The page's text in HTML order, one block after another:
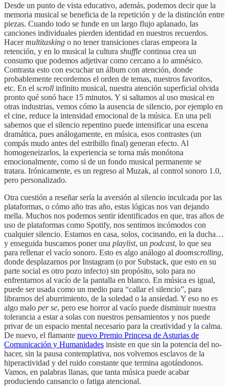
Desde un punto de vista educativo, además, podemos decir que la
memoria musical se beneficia de la repetición y de la distinción entre
piezas. Cuando todo se funde en un largo flujo aplanado, las
canciones individuales pierden identidad en nuestros recuerdos.
Hacermultitasking o no tener transiciones claras empeora la
retención, y en lo musical la cultura shuffle continua crea un
consumo que podemos adjetivar como cercano a lo amnésico.
Contrasta esto con escuchar un álbum con atención, donde
probablemente recordemos el orden de temas, nuestros favoritos,
etc. En el scroll infinito musical, nuestra atención superficial olvida
pronto qué sonó hace 15 minutos. Y si saltamos al uso musical en
otras industrias, vemos cómo la ausencia de silencio, por ejemplo en
el cine, reduce la intensidad emocional de la música. En una peli
sabemos que el silencio repentino puede intensificar una escena
dramática, pues análogamente, en música, esos contrastes (un
compás mudo antes del estribillo final) generan efecto. Al
homogeneizarlos, la experiencia se torna más monótona
emocionalmente, como si de un fondo musical permanente se
tratara. Irónicamente, es un regreso al Muzak, al control sonoro 1.0,
pero personalizado.
Otra cuestión a reseñar sería la aversión al silencio inculcada por las
plataformas, o cómo año tras año, estas lógicas nos van dejando
mella. Muchos nos podemos sentir identificados en que, tras años de
uso de plataformas como Spotify, nos sentimos incómodos con
cualquier silencio. Estamos en casa, solos, cocinando, en la ducha…
y enseguida buscamos poner una playlist, un podcast, lo que sea
para rellenar el vacío sonoro. Esto es algo análogo al doomscrolling,
donde desplazarnos por Instagram (o por Substack, que esto en su
parte social es otro pozo infecto) sin propósito, solo para no
enfrentarnos al vacío de la pantalla en blanco. En música es igual,
puede ser usada como un medio para “callar el silencio”, para
librarnos del aburrimiento, de la soledad o la ansiedad. Y eso no es
algo malo per se, pero ese horror al vacío puede disminuir nuestra
tolerancia a estar a solas con nuestros pensamientos y nos puede
privar de un espacio mental necesario para la creatividad y la calma.
De nuevo, el flamante nuevo Premio Princesa de Asturias de
Comunicación y Humanidades insiste en que sin la potencia del no-
hacer, sin la pausa contemplativa, nos volvemos esclavos de la
hiperactividad y del ruido constante que termina agotándonos.
Vamos, en palabras llanas, que tanta música puede acabar
produciendo cansancio o fatiga atencional.